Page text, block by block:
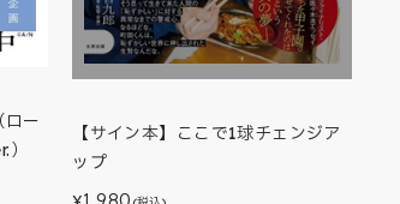
ー
【サイン本】ここで1球チェンジア
ップ